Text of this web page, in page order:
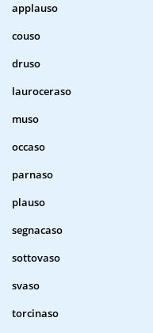
applauso
couso
druso
lauroceraso
muso
occaso
parnaso
plauso
segnacaso
sottovaso
svaso
torcinaso